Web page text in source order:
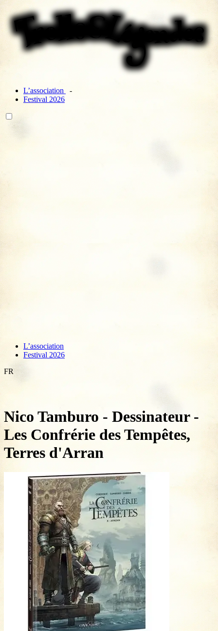
L’association
Festival 2026
L’association
Festival 2026
FR
Nico Tamburo - Dessinateur -
Les Confrérie des Tempêtes,
Terres d'Arran